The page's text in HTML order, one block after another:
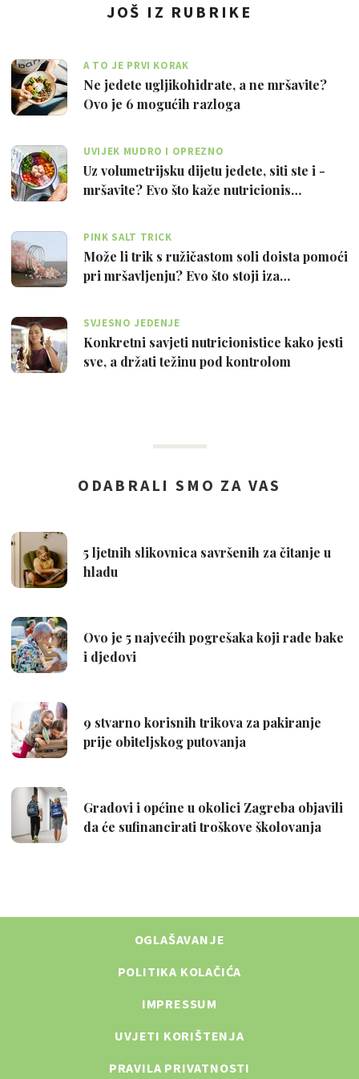
JOŠ IZ RUBRIKE
A TO JE PRVI KORAK
Ne jedete ugljikohidrate, a ne mršavite?
Ovo je 6 mogućih razloga
UVIJEK MUDRO I OPREZNO
Uz volumetrijsku dijetu jedete, siti ste i -
mršavite? Evo što kaže nutricionis…
PINK SALT TRICK
Može li trik s ružičastom soli doista pomoći
pri mršavljenju? Evo što stoji iza…
SVJESNO JEDENJE
Konkretni savjeti nutricionistice kako jesti
sve, a držati težinu pod kontrolom
OGLAŠAVANJE
POLITIKA KOLAČIĆA
IMPRESSUM
UVJETI KORIŠTENJA
PRAVILA PRIVATNOSTI